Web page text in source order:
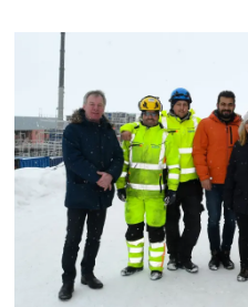
sin levetid
enn den bruker
Slik holder de
kondens ute:
dypet
Med denne
du spare tid og